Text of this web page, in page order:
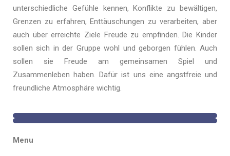
unterschiedliche Gefühle kennen, Konflikte zu bewältigen,
Grenzen zu erfahren, Enttäuschungen zu verarbeiten, aber
auch über erreichte Ziele Freude zu empfinden. Die Kinder
sollen sich in der Gruppe wohl und geborgen fühlen. Auch
sollen sie Freude am gemeinsamen Spiel und
Zusammenleben haben. Dafür ist uns eine angstfreie und
freundliche Atmosphäre wichtig.
Menu